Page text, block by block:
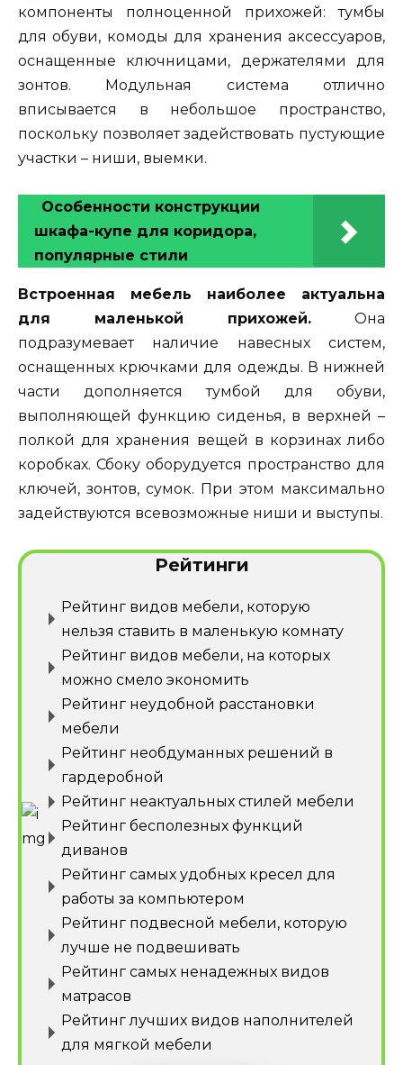
компоненты полноценной прихожей: тумбы
для обуви, комоды для хранения аксессуаров,
оснащенные ключницами, держателями для
зонтов. Модульная система отлично
вписывается в небольшое пространство,
поскольку позволяет задействовать пустующие
участки – ниши, выемки.
Особенности конструкции
шкафа-купе для коридора,
популярные стили
Встроенная мебель наиболее актуальна
для маленькой прихожей. Она
подразумевает наличие навесных систем,
оснащенных крючками для одежды. В нижней
части дополняется тумбой для обуви,
выполняющей функцию сиденья, в верхней –
полкой для хранения вещей в корзинах либо
коробках. Сбоку оборудуется пространство для
ключей, зонтов, сумок. При этом максимально
задействуются всевозможные ниши и выступы.
Рейтинги
Рейтинг видов мебели, которую
нельзя ставить в маленькую комнату
Рейтинг видов мебели, на которых
можно смело экономить
Рейтинг неудобной расстановки
мебели
Рейтинг необдуманных решений в
гардеробной
Рейтинг неактуальных стилей мебели
Рейтинг бесполезных функций
диванов
Рейтинг самых удобных кресел для
работы за компьютером
Рейтинг подвесной мебели, которую
лучше не подвешивать
Рейтинг самых ненадежных видов
матрасов
Рейтинг лучших видов наполнителей
для мягкой мебели